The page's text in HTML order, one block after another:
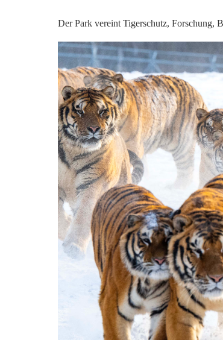
Der Park vereint Tigerschutz, Forschung,